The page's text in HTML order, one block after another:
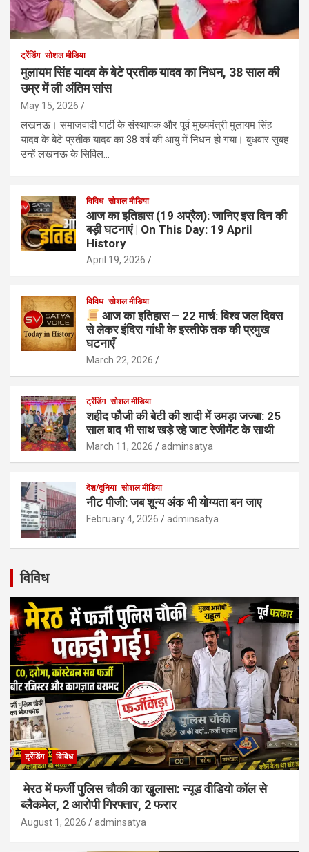
ट्रेंडिंग सोशल मीडिया
मुलायम सिंह यादव के बेटे प्रतीक यादव का निधन, 38 साल की
उम्र में ली अंतिम सांस
May 15, 2026
लखनऊ। समाजवादी पार्टी के संस्थापक और पूर्व मुख्यमंत्री मुलायम सिंह
यादव के बेटे प्रतीक यादव का 38 वर्ष की आयु में निधन हो गया। बुधवार सुबह
उन्हें लखनऊ के सिविल…
विविध सोशल मीडिया
आज का इतिहास (19 अप्रैल): जानिए इस दिन की
बड़ी घटनाएं | On This Day: 19 April
History
April 19, 2026
विविध सोशल मीडिया
आज का इतिहास – 22 मार्च: विश्व जल दिवस
से लेकर इंदिरा गांधी के इस्तीफे तक की प्रमुख
घटनाएँ
March 22, 2026
ट्रेंडिंग सोशल मीडिया
शहीद फौजी की बेटी की शादी में उमड़ा जज्बा: 25
साल बाद भी साथ खड़े रहे जाट रेजीमेंट के साथी
March 11, 2026 adminsatya
देश/दुनिया सोशल मीडिया
नीट पीजी: जब शून्य अंक भी योग्यता बन जाए
February 4, 2026 adminsatya
विविध
ट्रेंडिंग विविध
मेरठ में फर्जी पुलिस चौकी का खुलासा: न्यूड वीडियो कॉल से
ब्लैकमेल, 2 आरोपी गिरफ्तार, 2 फरार
August 1, 2026 adminsatya